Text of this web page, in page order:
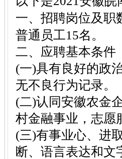
一、招聘岗位及职
普通员工15名。
二、应聘基本条件
(一)具有良好的政
无不良行为记录。
(二)认同安徽农金
村金融事业，志愿
(三)有事业心、进
断、语言表达和文